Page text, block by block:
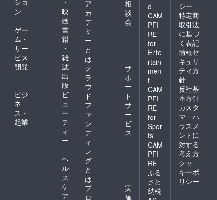
ショ
ン
・
映
画
ゲー
ム・
サー
ビス
開発
書
籍
・
雑
誌
出
版
ビジ
ネ
ス・
起業
ビ
ュ
ー
テ
ィ
ー
・
ヘ
ル
ス
ケ
ア
ア
カ
デ
ミ
ー
と
は
相
談
会
ク
ラ
ウ
ド
フ
ァ
ン
デ
ィ
ン
グ
と
は
サ
ポ
ー
ト
サ
ー
ビ
ス
プ
ロ
実
施
d
CAM
PFI
RE
for
Ente
rtain
men
t
CAM
PFI
RE
for
Spor
ts
CAM
PFI
RE
ふる
さと
納税
シー
特定商
取引法
に基づ
く表記
情報セ
キュリ
ティ方
針
反社基
本方針
カスタ
マーハ
ラスメ
ントに
対する
考え方
クッ
キーポ
リシー